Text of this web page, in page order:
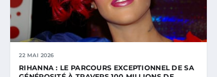
22 MAI 2026
RIHANNA : LE PARCOURS EXCEPTIONNEL DE SA